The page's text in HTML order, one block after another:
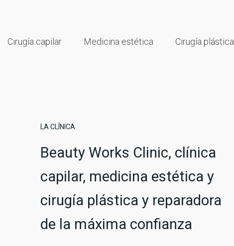
Cirugía capilar Medicina estética Cirugía plástica
LA CLÍNICA
Beauty Works Clinic, clínica
capilar, medicina estética y
cirugía plástica y reparadora
de la máxima confianza